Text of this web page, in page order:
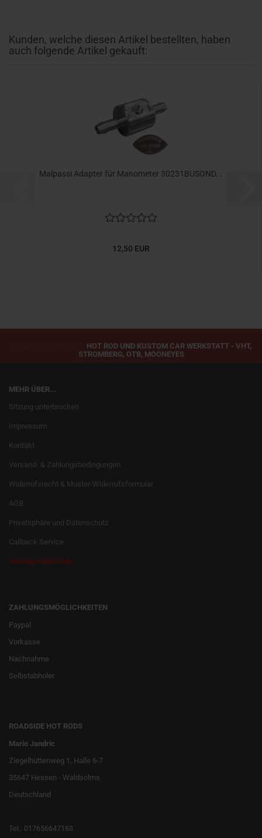
Kunden, welche diesen Artikel bestellten, haben
auch folgende Artikel gekauft:
Malpassi Adapter für Manometer 30231BUSOND...
12,50 EUR
HOT ROD UND KUSTOM CAR WERKSTATT - VHT,
STROMBERG, OTB, MOONEYES
MEHR ÜBER...
Sitzung unterbrochen
Impressum
Kontakt
Versand- & Zahlungsbedingungen
Widerrufsrecht & Muster-Widerrufsformular
AGB
Privatsphäre und Datenschutz
Callback Service
Vertrag widerrufen
ZAHLUNGSMÖGLICHKEITEN
Paypal
Vorkasse
Nachnahme
Selbstabholer
ROADSIDE HOT RODS
Mario Jandric
Ziegelhüttenweg 1, Halle 6-7
35647 Hessen - Waldsolms
Deutschland
Tel.: 017656647163